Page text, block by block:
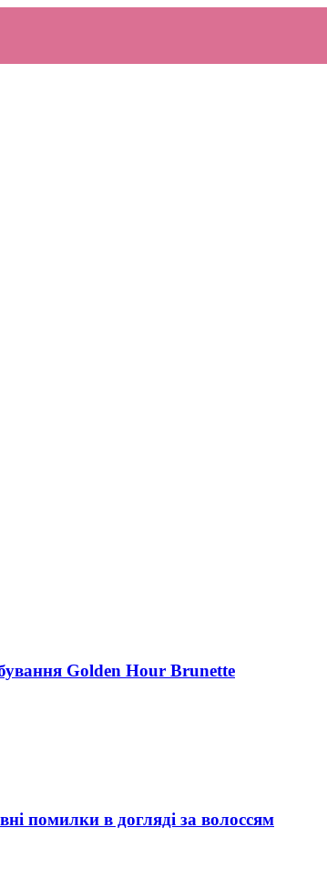
Golden Hour Brunette
помилки в догляді за волоссям